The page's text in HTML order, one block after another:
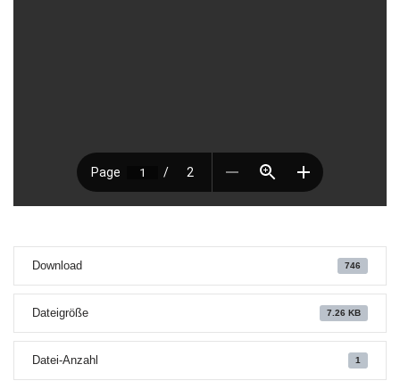
Download 746
Dateigröße 7.26 KB
Datei-Anzahl 1